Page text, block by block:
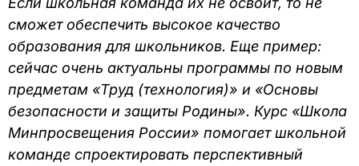
сможет обеспечить высокое качество
образования для школьников. Еще пример:
сейчас очень актуальны программы по новым
предметам «Труд (технология)» и «Основы
безопасности и защиты Родины». Курс «Школа
Минпросвещения России» помогает школьной
команде спроектировать перспективный